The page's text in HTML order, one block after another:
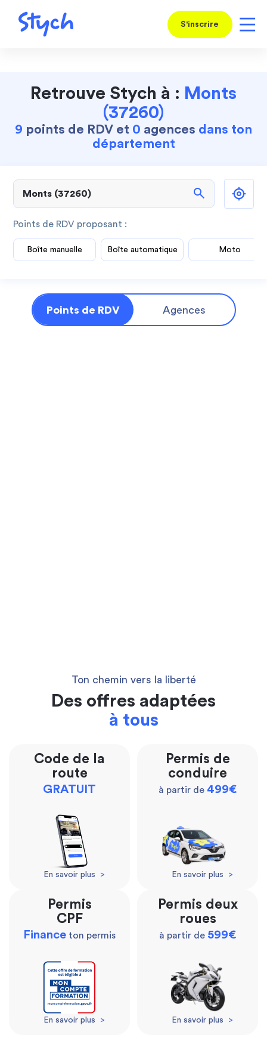
S'inscrire
Retrouve Stych à : Monts
(37260)
9 points de RDV et 0 agences dans ton
département
search
Points de RDV proposant :
Boîte manuelle Boîte automatique Moto
Points de RDV Agences
Ton chemin vers la liberté
Des offres adaptées
à tous
Code de la
route
GRATUIT
En savoir plus >
Permis de
conduire
à partir de 499€
En savoir plus >
Permis
CPF
Finance ton permis
En savoir plus >
Permis deux
roues
à partir de 599€
En savoir plus >